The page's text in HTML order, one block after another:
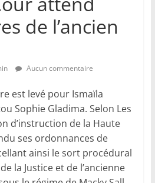
de l’ancien
Aucun commentaire
est levé pour Ismaïla
Sophie Gladima. Selon Les
d’instruction de la Haute
ses ordonnances de
ainsi le sort procédural
la Justice et de l’ancienne